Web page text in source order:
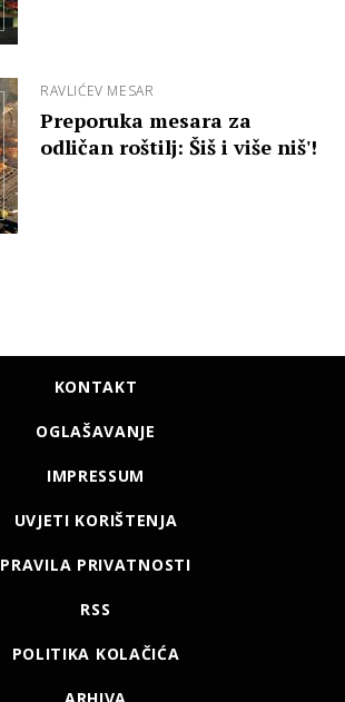
RAVLIĆEV MESAR
Preporuka mesara za
odličan roštilj: Šiš i više niš'!
KONTAKT
OGLAŠAVANJE
IMPRESSUM
UVJETI KORIŠTENJA
PRAVILA PRIVATNOSTI
RSS
POLITIKA KOLAČIĆA